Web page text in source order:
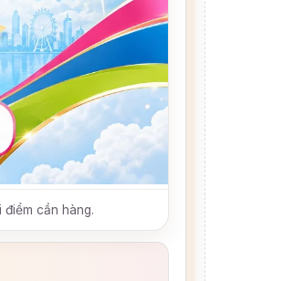
cần hàng.